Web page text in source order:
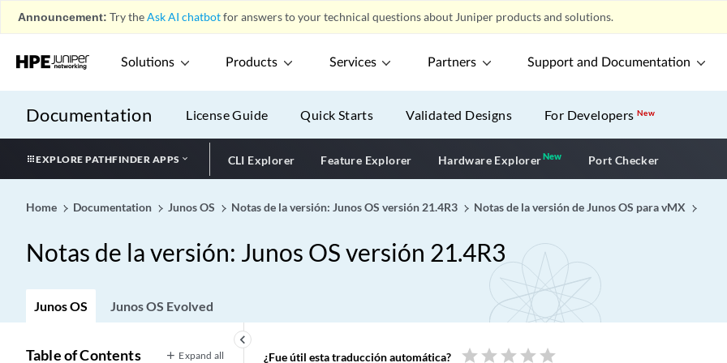
Announcement: Try theAsk AI chatbotfor answers to your technical questions about Juniper products and solutions.
Solutions Products Services Partners Support and Documentation
Documentation License Guide Quick Starts Validated Designs For DevelopersNew
EXPLORE PATHFINDER APPS CLI Explorer Feature Explorer Hardware ExplorerNewNew application
Port Checker
Home Documentation Junos OS Notas de la versión: Junos OS versión 21.4R3 Notas de la versión de Junos OS para vMX
Notas de la versión: Junos OS versión 21.4R3
Junos OS Junos OS Evolved
keyboard_arrow_left
Table of Contents Expand all ¿Fue útil esta traducción automática? star star star star star